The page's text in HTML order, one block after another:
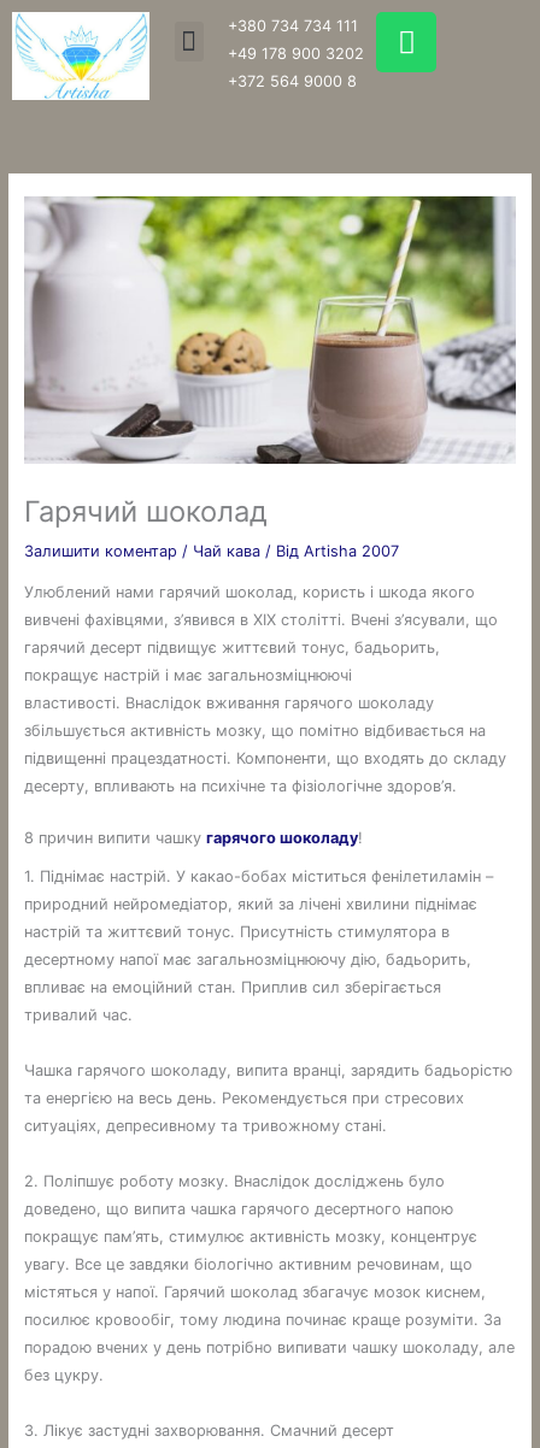
Перейти
до
вмісту
Menu
+380 734 734 111
+49 178 900 3202
+372 564 9000 8
W
h
a
p
p
Гарячий шоколад
Залишити коментар / Чай кава/ Від Artisha 2007
Улюблений нами гарячий шоколад, користь і шкода якого
вивчені фахівцями, з’явився в XIX столітті. Вчені з’ясували, що
гарячий десерт підвищує життєвий тонус, бадьорить,
покращує настрій і має загальнозміцнюючі
властивості. Внаслідок вживання гарячого шоколаду
збільшується активність мозку, що помітно відбивається на
підвищенні працездатності. Компоненти, що входять до складу
десерту, впливають на психічне та фізіологічне здоров’я.
8 причин випити чашку гарячого шоколаду!
1. Піднімає настрій. У какао-бобах міститься фенілетиламін –
природний нейромедіатор, який за лічені хвилини піднімає
настрій та життєвий тонус. Присутність стимулятора в
десертному напої має загальнозміцнюючу дію, бадьорить,
впливає на емоційний стан. Приплив сил зберігається
тривалий час.
Чашка гарячого шоколаду, випита вранці, зарядить бадьорістю
та енергією на весь день. Рекомендується при стресових
ситуаціях, депресивному та тривожному стані.
2. Поліпшує роботу мозку. Внаслідок досліджень було
доведено, що випита чашка гарячого десертного напою
покращує пам’ять, стимулює активність мозку, концентрує
увагу. Все це завдяки біологічно активним речовинам, що
містяться у напої. Гарячий шоколад збагачує мозок киснем,
посилює кровообіг, тому людина починає краще розуміти. За
порадою вчених у день потрібно випивати чашку шоколаду, але
без цукру.
3. Лікує застудні захворювання. Смачний десерт